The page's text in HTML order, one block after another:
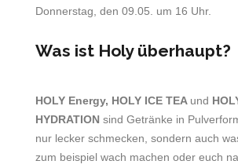
Donnerstag, den 09.05. um 16 Uhr.
Was ist Holy überhaupt?
HOLY Energy, HOLY ICE TEA und
HYDRATION sind Getränke in
nur lecker schmecken, sondern auch
zum beispiel wach machen oder euch